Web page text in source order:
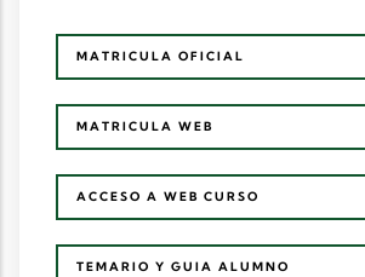
MATRICULA OFICIAL
MATRICULA WEB
ACCESO A WEB CURSO
TEMARIO Y GUIA ALUMNO